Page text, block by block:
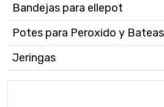
Bandejas para ellepot
Potes para Peroxido y Bateas
Jeringas